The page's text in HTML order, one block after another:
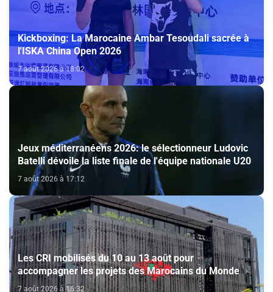
Kickboxing: La Marocaine Ambar Tesoudali sacrée à
l'ISKA China Open 2026
7 août 2026 à 18:02
Jeux méditerranéens 2026: le sélectionneur Ludovic
Batelli dévoile la liste finale de l'équipe nationale U20
7 août 2026 à 17:12
Les CRI mobilisés du 10 au 13 août pour
accompagner les projets des Marocains du Monde
7 août 2026 à 16:32